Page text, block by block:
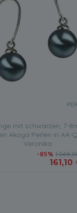
mit schwarzen, 7-
Akoya Perlen in AA-
Veronika
-85%
161,10